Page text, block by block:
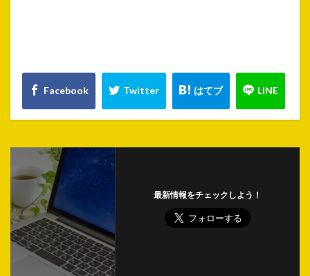
最新情報をチェックしよう！